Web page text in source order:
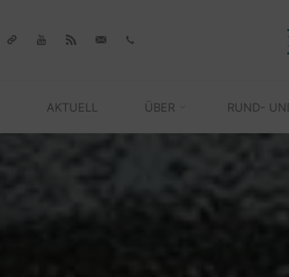
AKTUELL ÜBER RUND-